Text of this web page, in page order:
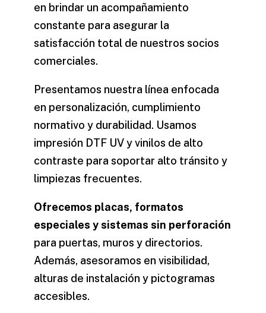
en brindar un acompañamiento
constante para asegurar la
satisfacción total de nuestros socios
comerciales.
Presentamos nuestra línea enfocada
en personalización, cumplimiento
normativo y durabilidad. Usamos
impresión DTF UV y vinilos de alto
contraste para soportar alto tránsito y
limpiezas frecuentes.
Ofrecemos placas, formatos
especiales y sistemas sin perforación
para puertas, muros y directorios.
Además, asesoramos en visibilidad,
alturas de instalación y pictogramas
accesibles.